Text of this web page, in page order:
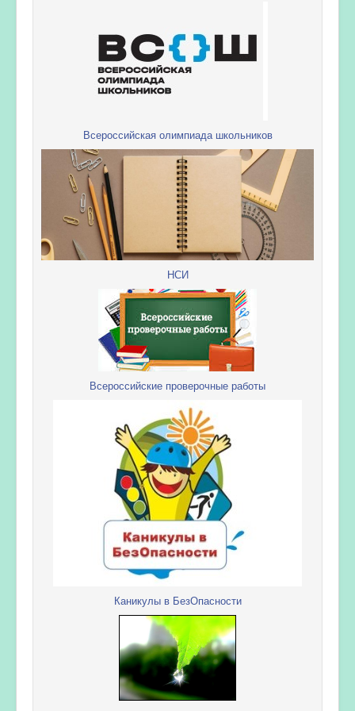
Всероссийская олимпиада школьников
НСИ
Всероссийские проверочные работы
Каникулы в БезОпасности